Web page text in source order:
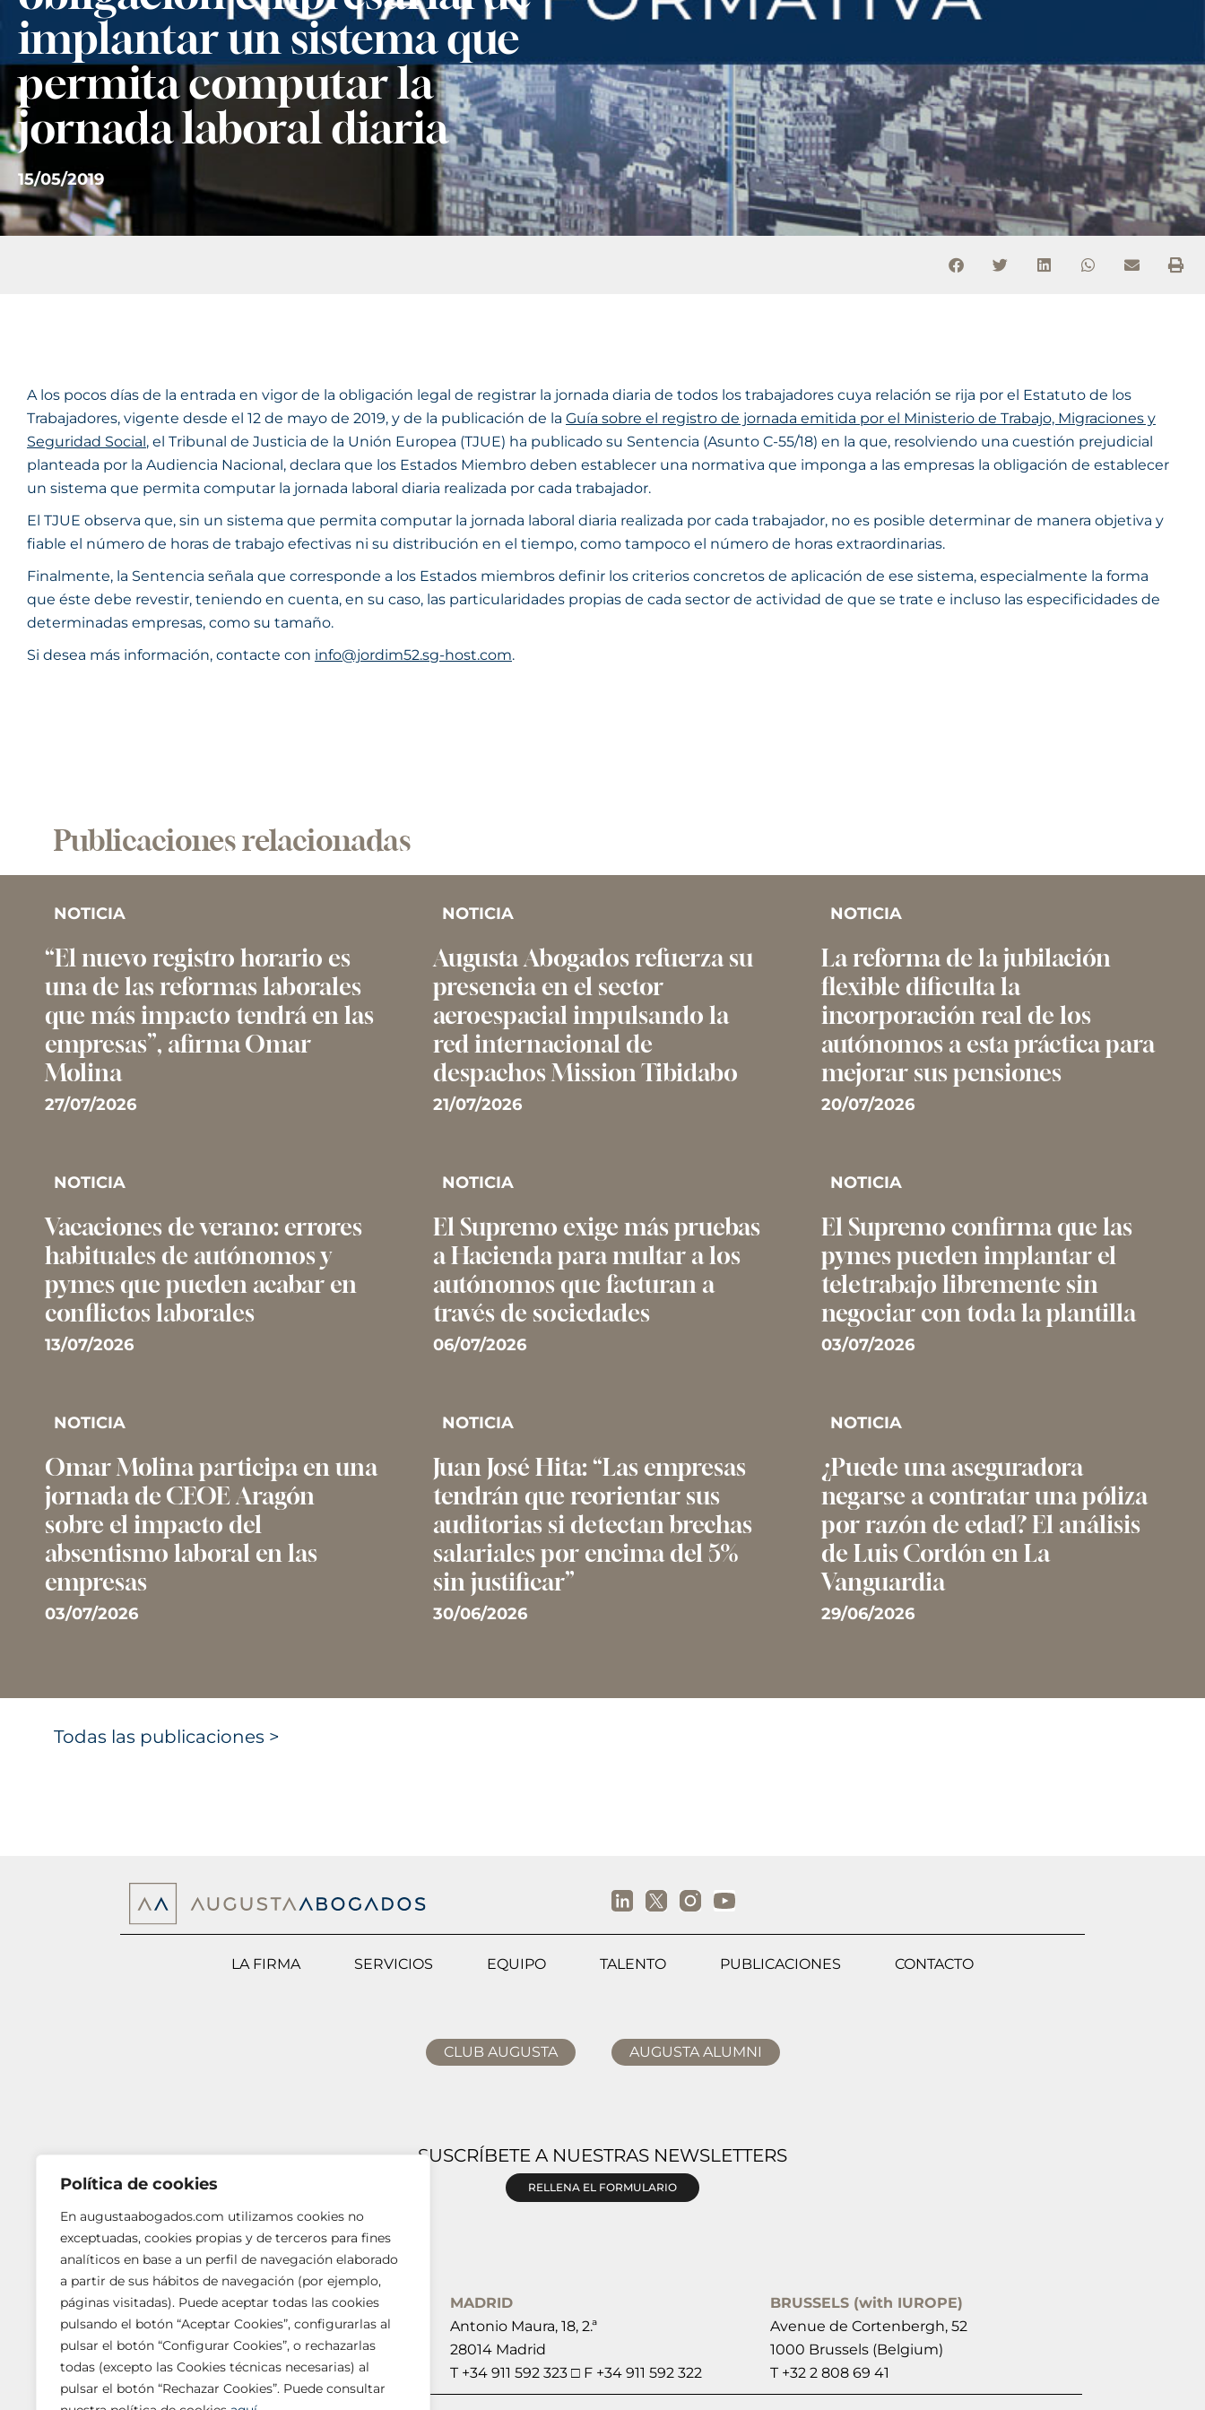
Política de cookies
En augustaabogados.com utilizamos cookies no
exceptuadas, cookies propias y de terceros para fines
analíticos en base a un perfil de navegación elaborado
a partir de sus hábitos de navegación (por ejemplo,
páginas visitadas). Puede aceptar todas las cookies
pulsando el botón “Aceptar Cookies”, configurarlas al
pulsar el botón “Configurar Cookies”, o rechazarlas
todas (excepto las Cookies técnicas necesarias) al
pulsar el botón “Rechazar Cookies”. Puede consultar
implantar un sistema que
permita computar la
jornada laboral diaria
15/05/2019
A los pocos días de la entrada en vigor de la obligación legal de registrar la jornada diaria de todos los trabajadores cuya relación se rija por el Estatuto de los
Trabajadores, vigente desde el 12 de mayo de 2019, y de la publicación de la Guía sobre el registro de jornada emitida por el Ministerio de Trabajo, Migraciones y
Seguridad Social, el Tribunal de Justicia de la Unión Europea (TJUE) ha publicado su Sentencia (Asunto C-55/18) en la que, resolviendo una cuestión prejudicial
planteada por la Audiencia Nacional, declara que los Estados Miembro deben establecer una normativa que imponga a las empresas la obligación de establecer
un sistema que permita computar la jornada laboral diaria realizada por cada trabajador.
El TJUE observa que, sin un sistema que permita computar la jornada laboral diaria realizada por cada trabajador, no es posible determinar de manera objetiva y
fiable el número de horas de trabajo efectivas ni su distribución en el tiempo, como tampoco el número de horas extraordinarias.
Finalmente, la Sentencia señala que corresponde a los Estados miembros definir los criterios concretos de aplicación de ese sistema, especialmente la forma
que éste debe revestir, teniendo en cuenta, en su caso, las particularidades propias de cada sector de actividad de que se trate e incluso las especificidades de
determinadas empresas, como su tamaño.
Si desea más información, contacte con info@jordim52.sg-host.com.
Publicaciones relacionadas
NOTICIA
“El nuevo registro horario es
una de las reformas laborales
que más impacto tendrá en las
empresas”, afirma Omar
Molina
27/07/2026
NOTICIA
Augusta Abogados refuerza su
presencia en el sector
aeroespacial impulsando la
red internacional de
despachos Mission Tibidabo
21/07/2026
NOTICIA
La reforma de la jubilación
flexible dificulta la
incorporación real de los
autónomos a esta práctica para
mejorar sus pensiones
20/07/2026
NOTICIA
Vacaciones de verano: errores
habituales de autónomos y
pymes que pueden acabar en
conflictos laborales
13/07/2026
NOTICIA
El Supremo exige más pruebas
a Hacienda para multar a los
autónomos que facturan a
través de sociedades
06/07/2026
NOTICIA
El Supremo confirma que las
pymes pueden implantar el
teletrabajo libremente sin
negociar con toda la plantilla
03/07/2026
NOTICIA
Omar Molina participa en una
jornada de CEOE Aragón
sobre el impacto del
absentismo laboral en las
empresas
03/07/2026
NOTICIA
Juan José Hita: “Las empresas
tendrán que reorientar sus
auditorias si detectan brechas
salariales por encima del 5%
sin justificar”
30/06/2026
NOTICIA
¿Puede una aseguradora
negarse a contratar una póliza
por razón de edad? El análisis
de Luis Cordón en La
Vanguardia
29/06/2026
Todas las publicaciones >
LA FIRMA SERVICIOS EQUIPO TALENTO PUBLICACIONES CONTACTO
CLUB AUGUSTA AUGUSTA ALUMNI
SUSCRÍBETE A NUESTRAS NEWSLETTERS
RELLENA EL FORMULARIO
BARCELONA
Vía Augusta, 252, 4.ª
08017 Barcelona
T +34 933 621 620 □ F +34 932 009 843
MADRID
Antonio Maura, 18, 2.ª
28014 Madrid
T +34 911 592 323 □ F +34 911 592 322
BRUSSELS (with IUROPE)
Avenue de Cortenbergh, 52
1000 Brussels (Belgium)
T +32 2 808 69 41